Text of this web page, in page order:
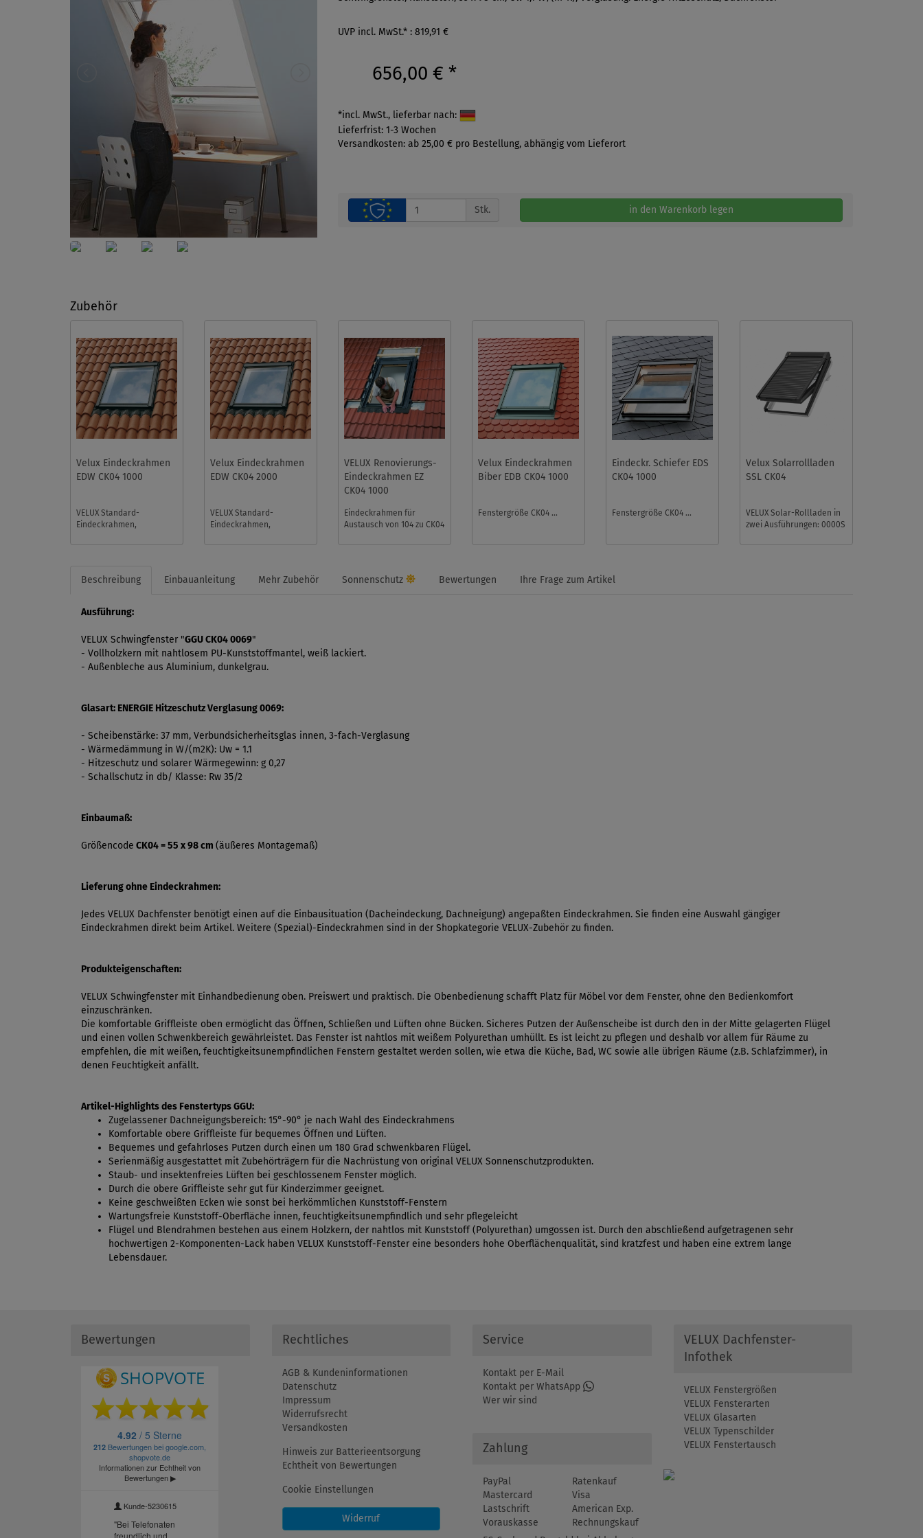
UVP incl. MwSt.* : 819,91 €
656,00 € *
*incl. MwSt., lieferbar nach:
Lieferfrist: 1-3 Wochen
Versandkosten: ab 25,00 € pro Bestellung, abhängig vom Lieferort
Stk. in den Warenkorb legen
Zubehör
Velux Eindeckrahmen
EDW CK04 1000
VELUX Standard-
Eindeckrahmen,
BDX. Für flache und
Velux Eindeckrahmen
EDW CK04 2000
VELUX Standard-
Eindeckrahmen,
BDX. Für flache und
VELUX Renovierungs-
Eindeckrahmen EZ
CK04 1000
Eindeckrahmen für
Austausch von 104 zu CK04
ersetzen ...
Velux Eindeckrahmen
Biber EDB CK04 1000
Fenstergröße CK04 ...
Eindeckr. Schiefer EDS
CK04 1000
Fenstergröße CK04 ...
Velux Solarrollladen
SSL CK04
VELUX Solar-Rollladen in
zwei Ausführungen: 0000S
C04 und CK04 oder 0 ...
Beschreibung Einbauanleitung Mehr Zubehör Sonnenschutz Bewertungen Ihre Frage zum Artikel
Ausführung:
VELUX Schwingfenster "GGU CK04 0069"
- Vollholzkern mit nahtlosem PU-Kunststoffmantel, weiß lackiert.
- Außenbleche aus Aluminium, dunkelgrau.
Glasart: ENERGIE Hitzeschutz Verglasung 0069:
- Scheibenstärke: 37 mm, Verbundsicherheitsglas innen, 3-fach-Verglasung
- Wärmedämmung in W/(m2K): Uw = 1.1
- Hitzeschutz und solarer Wärmegewinn: g 0,27
- Schallschutz in db/ Klasse: Rw 35/2
Einbaumaß:
Größencode CK04 = 55 x 98 cm (äußeres Montagemaß)
Lieferung ohne Eindeckrahmen:
Jedes VELUX Dachfenster benötigt einen auf die Einbausituation (Dacheindeckung, Dachneigung) angepaßten Eindeckrahmen. Sie finden eine Auswahl gängiger
Eindeckrahmen direkt beim Artikel. Weitere (Spezial)-Eindeckrahmen sind in der Shopkategorie VELUX-Zubehör zu finden.
Produkteigenschaften:
VELUX Schwingfenster mit Einhandbedienung oben. Preiswert und praktisch. Die Obenbedienung schafft Platz für Möbel vor dem Fenster, ohne den Bedienkomfort
einzuschränken.
Die komfortable Griffleiste oben ermöglicht das Öffnen, Schließen und Lüften ohne Bücken. Sicheres Putzen der Außenscheibe ist durch den in der Mitte gelagerten Flügel
und einen vollen Schwenkbereich gewährleistet. Das Fenster ist nahtlos mit weißem Polyurethan umhüllt. Es ist leicht zu pflegen und deshalb vor allem für Räume zu
empfehlen, die mit weißen, feuchtigkeitsunempfindlichen Fenstern gestaltet werden sollen, wie etwa die Küche, Bad, WC sowie alle übrigen Räume (z.B. Schlafzimmer), in
denen Feuchtigkeit anfällt.
Artikel-Highlights des Fenstertyps GGU:
Zugelassener Dachneigungsbereich: 15°-90° je nach Wahl des Eindeckrahmens
Komfortable obere Griffleiste für bequemes Öffnen und Lüften.
Bequemes und gefahrloses Putzen durch einen um 180 Grad schwenkbaren Flügel.
Serienmäßig ausgestattet mit Zubehörträgern für die Nachrüstung von original VELUX Sonnenschutzprodukten.
Staub- und insektenfreies Lüften bei geschlossenem Fenster möglich.
Durch die obere Griffleiste sehr gut für Kinderzimmer geeignet.
Keine geschweißten Ecken wie sonst bei herkömmlichen Kunststoff-Fenstern
Wartungsfreie Kunststoff-Oberfläche innen, feuchtigkeitsunempfindlich und sehr pflegeleicht
Flügel und Blendrahmen bestehen aus einem Holzkern, der nahtlos mit Kunststoff (Polyurethan) umgossen ist. Durch den abschließend aufgetragenen sehr
hochwertigen 2-Komponenten-Lack haben VELUX Kunststoff-Fenster eine besonders hohe Oberflächenqualität, sind kratzfest und haben eine extrem lange
Lebensdauer.
Bewertungen Rechtliches
AGB & Kundeninformationen
Datenschutz
Impressum
Widerrufsrecht
Versandkosten
Hinweis zur Batterieentsorgung
Echtheit von Bewertungen
Cookie Einstellungen
Widerruf
Service
Kontakt per E-Mail
Kontakt per WhatsApp
Wer wir sind
Zahlung
PayPal
Ratenkauf
Mastercard
Visa
Lastschrift
American Exp.
Vorauskasse
Rechnungskauf
VELUX Dachfenster-
Infothek
VELUX Fenstergrößen
VELUX Fensterarten
VELUX Glasarten
VELUX Typenschilder
VELUX Fenstertausch